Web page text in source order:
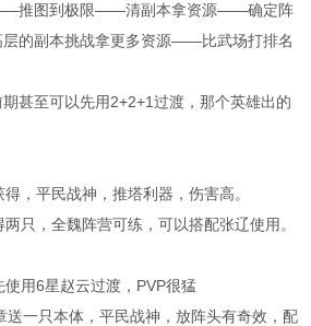
推图到极限——清副本拿资源——确定阵
的副本挑战拿更多资源——比武场打排名
甚至可以先用2+2+1过渡，那个英雄出的
，平民战神，推塔利器，伤害高。
只，全魏阵营可练，可以搭配张辽使用。
用6星赵云过渡，PVP很猛
送一只本体，平民战神，放阵头有奇效，配